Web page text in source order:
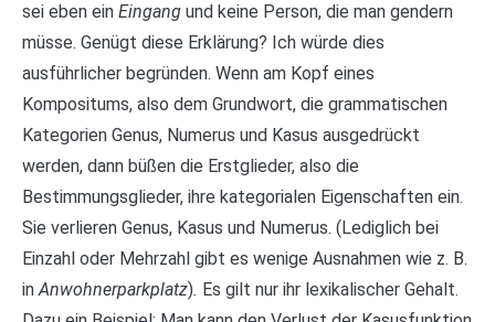
sei eben ein Eingang und keine Person, die man gendern
müsse. Genügt diese Erklärung? Ich würde dies
ausführlicher begründen. Wenn am Kopf eines
Kompositums, also dem Grundwort, die grammatischen
Kategorien Genus, Numerus und Kasus ausgedrückt
werden, dann büßen die Erstglieder, also die
Bestimmungsglieder, ihre kategorialen Eigenschaften ein.
Sie verlieren Genus, Kasus und Numerus. (Lediglich bei
Einzahl oder Mehrzahl gibt es wenige Ausnahmen wie z. B.
inAnwohnerparkplatz). Es gilt nur ihr lexikalischer Gehalt.